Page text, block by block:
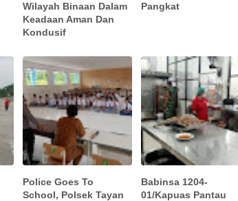
Wilayah Binaan Dalam
Keadaan Aman Dan
Kondusif
Pangkat
Police Goes To
School, Polsek Tayan
Babinsa 1204-
01/Kapuas Pantau